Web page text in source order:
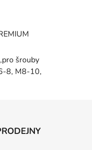
šrouby
8, M8-10,